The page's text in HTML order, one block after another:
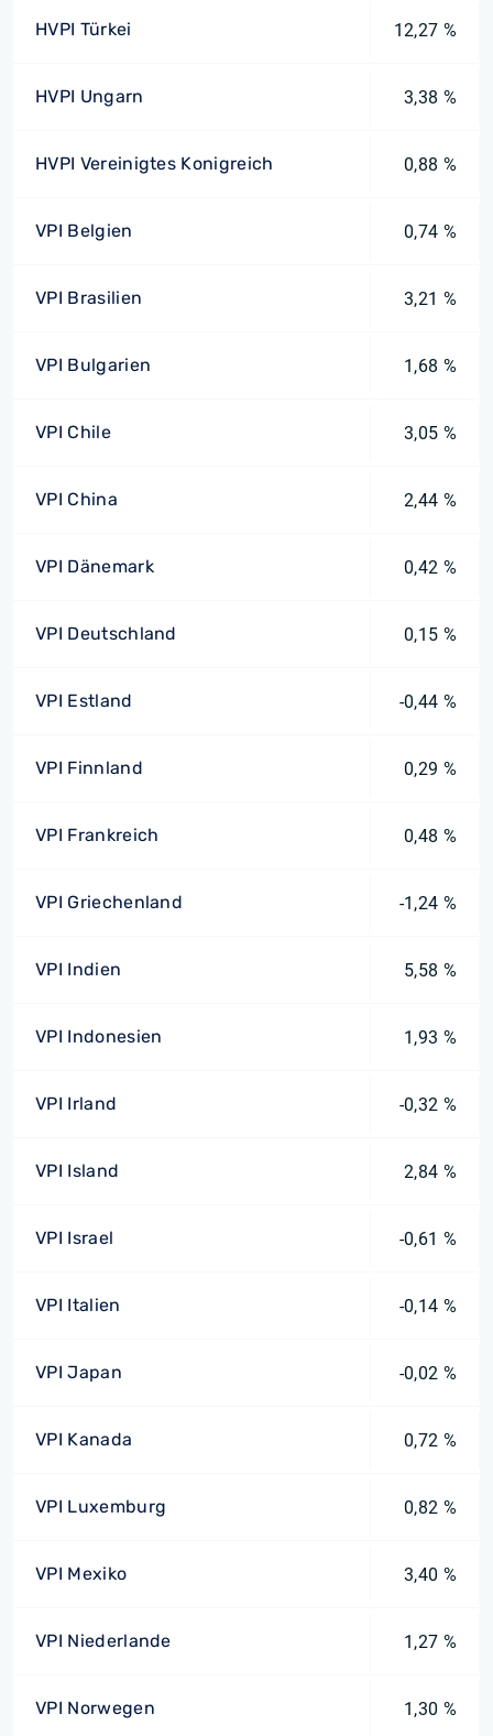
HVPI Türkei 12,27 %
HVPI Ungarn 3,38 %
HVPI Vereinigtes Konigreich 0,88 %
VPI Belgien 0,74 %
VPI Brasilien 3,21 %
VPI Bulgarien 1,68 %
VPI Chile 3,05 %
VPI China 2,44 %
VPI Dänemark 0,42 %
VPI Deutschland 0,15 %
VPI Estland -0,44 %
VPI Finnland 0,29 %
VPI Frankreich 0,48 %
VPI Griechenland -1,24 %
VPI Indien 5,58 %
VPI Indonesien 1,93 %
VPI Irland -0,32 %
VPI Island 2,84 %
VPI Israel -0,61 %
VPI Italien -0,14 %
VPI Japan -0,02 %
VPI Kanada 0,72 %
VPI Luxemburg 0,82 %
VPI Mexiko 3,40 %
VPI Niederlande 1,27 %
VPI Norwegen 1,30 %